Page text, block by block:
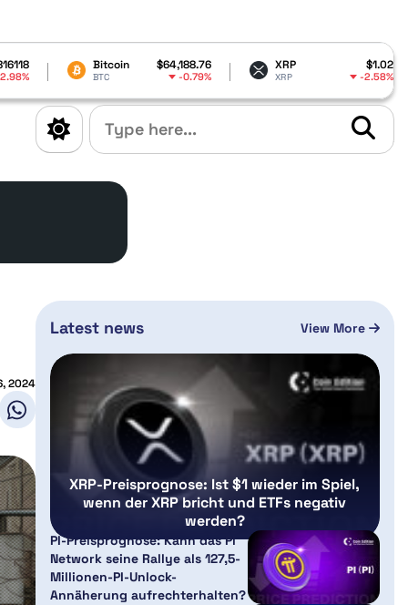
Bitcoin $64,188.76
BTC -0.79%
XRP $1.02
XRP -2.58% DOGE
2024
Latest news View More
XRP-Preisprognose: Ist $1 wieder im Spiel,
wenn der XRP bricht und ETFs negativ
werden?
PI-Preisprognose: Kann das Pi
Network seine Rallye als 127,5-
Millionen-PI-Unlock-
Annäherung aufrechterhalten?